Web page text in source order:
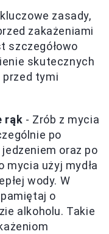
zasady,
zakażeniami
szczegółowo
skutecznych
przed tymi
rąk - Zrób z mycia
po
oraz po
mycia użyj mydła
wody. W
o
alkoholu. Takie